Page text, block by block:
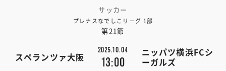
サッカー
プレナスなでしこリーグ 1部
第21節
スペランツァ大阪
2025.10.04
13:00
ニッパツ横浜FCシ
ーガルズ